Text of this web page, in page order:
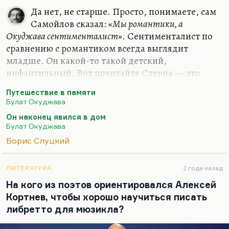
Да нет, не старше. Просто, понимаете, сам
Самойлов сказал:«Мы романтики, а
Окуджава сентименталист». Сентименталист по
сравнению с романтиком всегда выглядит
младше. Он какой-то такой детский,
инфантильный. Вот почитайте Стерна — это
ребячится. Почитайте Карамзина — это тоже
такое литературное детство. Тогда как
романтики — это люди действия. И даже
романтический подросток выглядит старше
сентиментального ребенка.
Окуджава и плотно примыкающий к нему Юрий
Давидович Левитанский — оба они довольно
наивны на фоне военных поэтов. Вот видите,
Слуцкий и Самойлов оба (ну и Коган, не
доживший до победы) гордились военным
опытом. Для них…
Путешествие в памяти
Булат Окуджава
Он наконец явился в дом
Булат Окуджава
Борис Слуцкий
ЛИТЕРАТУРА 2 года назад
На кого из поэтов ориентировался Алексей
Кортнев, чтобы хорошо научиться писать
либретто для мюзикла?